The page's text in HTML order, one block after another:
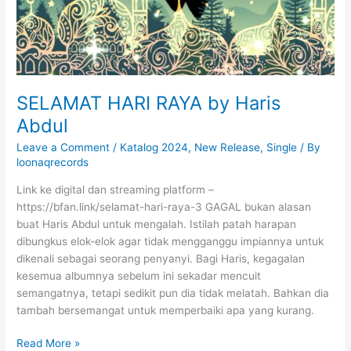
a
4
Y
a
SELAMAT HARI RAYA by Haris
Abdul
Leave a Comment / Katalog 2024, New Release, Single / By
loonaqrecords
Link ke digital dan streaming platform –
https://bfan.link/selamat-hari-raya-3 GAGAL bukan alasan
buat Haris Abdul untuk mengalah. Istilah patah harapan
dibungkus elok-elok agar tidak mengganggu impiannya untuk
dikenali sebagai seorang penyanyi. Bagi Haris, kegagalan
kesemua albumnya sebelum ini sekadar mencuit
semangatnya, tetapi sedikit pun dia tidak melatah. Bahkan dia
tambah bersemangat untuk memperbaiki apa yang kurang.
S
Read More »